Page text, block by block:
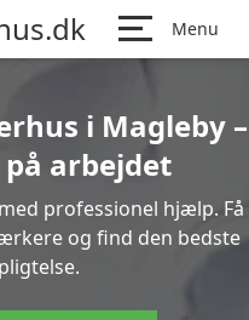
Menu
i Magleby –
arbejdet
professionel hjælp. Få
og find den bedste